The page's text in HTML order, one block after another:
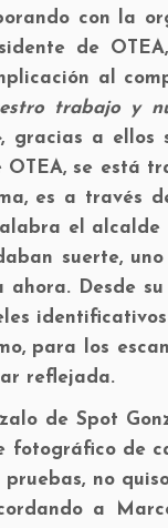
con la
de
al
trabajo y
, gracias a ellos
se está
es a través
el alcalde
suerte,
Desde
para los
reflejada.
de Spot
fotográfico de
no
a